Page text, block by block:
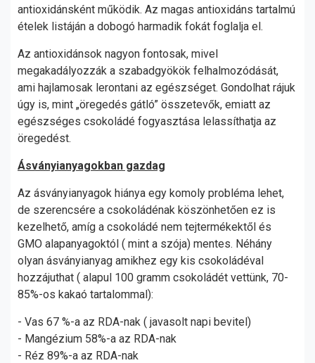
antioxidánsként működik. Az magas antioxidáns tartalmú
ételek listáján a dobogó harmadik fokát foglalja el.
Az antioxidánsok nagyon fontosak, mivel
megakadályozzák a szabadgyökök felhalmozódását,
ami hajlamosak lerontani az egészséget. Gondolhat rájuk
úgy is, mint „öregedés gátló” összetevők, emiatt az
egészséges csokoládé fogyasztása lelassíthatja az
öregedést.
Ásványianyagokban gazdag
Az ásványianyagok hiánya egy komoly probléma lehet,
de szerencsére a csokoládénak köszönhetően ez is
kezelhető, amíg a csokoládé nem tejtermékektől és
GMO alapanyagoktól ( mint a szója) mentes. Néhány
olyan ásványianyag amikhez egy kis csokoládéval
hozzájuthat ( alapul 100 gramm csokoládét vettünk, 70-
85%-os kakaó tartalommal):
- Vas 67 %-a az RDA-nak ( javasolt napi bevitel)
- Mangézium 58%-a az RDA-nak
- Réz 89%-a az RDA-nak